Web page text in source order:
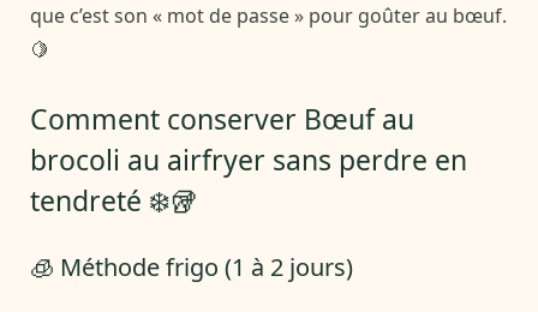
que c’est son « mot de passe » pour goûter au bœuf.
🍋
Comment conserver Bœuf au
brocoli au airfryer sans perdre en
tendreté ❄️🥡
🧊 Méthode frigo (1 à 2 jours)